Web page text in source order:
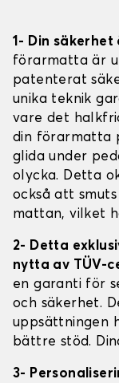
1- Din
förarmatta är
patenterat
unika teknik
vare det
din förarmatta
glida under
olycka. Detta
också att
mattan, vilket
2- Detta
nytta av TÜV-
en garanti för
och säkerhet.
uppsättningen
bättre stöd.
3-